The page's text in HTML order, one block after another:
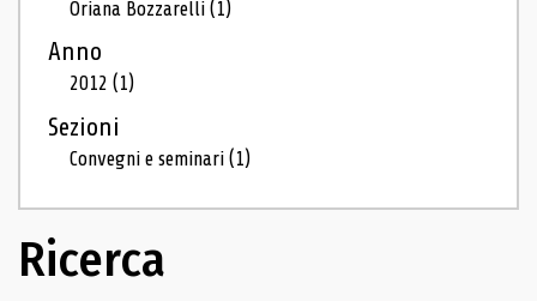
Oriana Bozzarelli(1)
Anno
2012(1)
Sezioni
Convegni e seminari(1)
Ricerca